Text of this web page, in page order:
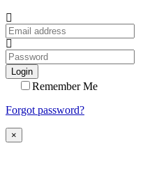
Login
Remember Me
Forgot password?
×